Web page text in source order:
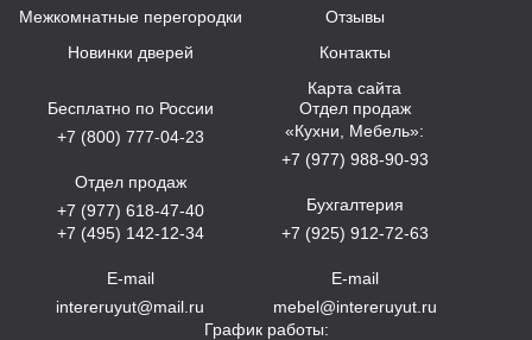
Межкомнатные перегородки
Новинки дверей
Отзывы
Контакты
Карта сайта
Бесплатно по России
+7 (800) 777-04-23
Отдел продаж
+7 (977) 618-47-40
+7 (495) 142-12-34
E-mail
intereruyut@mail.ru
Отдел продаж
«Кухни, Мебель»:
+7 (977) 988-90-93
Бухгалтерия
+7 (925) 912-72-63
E-mail
mebel@intereruyut.ru
График работы: